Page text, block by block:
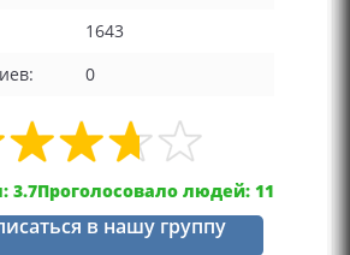
1643
0
3.7Проголосовало людей: 11
в нашу группу